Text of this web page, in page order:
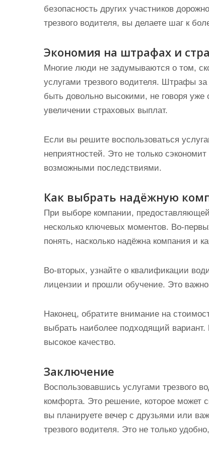
безопасность других участников
трезвого водителя, вы делаете шаг к
Экономия на штрафах и
Многие люди не задумываются о том,
услугами трезвого водителя. Штрафы за
быть довольно высокими, не говоря
увеличении страховых выплат.
Если вы решите воспользоваться
неприятностей. Это не только
возможными последствиями.
Как выбрать надёжную
При выборе компании,
несколько ключевых моментов. Во-
понять, насколько надёжна компания и
Во-вторых, узнайте о квалификации
лицензии и прошли обучение. Это
Наконец, обратите внимание на
выбрать наиболее подходящий вариант.
высокое качество.
Заключение
Воспользовавшись услугами трезвого
комфорта. Это решение, которое может
вы планируете вечер с друзьями или
трезвого водителя. Это не только